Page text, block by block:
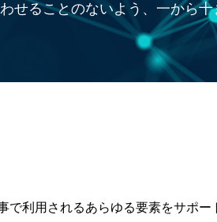
せることのないよう、一から
利用されるあらゆる要素をサポー